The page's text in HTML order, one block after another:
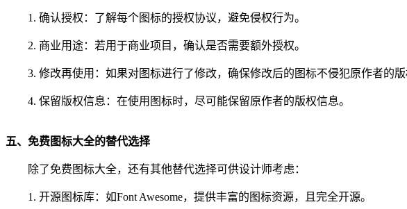
1. 确认授权：了解每个图标的授权协议，避免侵权行为。
2. 商业用途：若用于商业项目，确认是否需要额外授权。
3. 修改再使用：如果对图标进行了修改，确保修改后的图标不侵犯原作者的版
4. 保留版权信息：在使用图标时，尽可能保留原作者的版权信息。
五、免费图标大全的替代选择
除了免费图标大全，还有其他替代选择可供设计师考虑：
1. 开源图标库：如Font Awesome，提供丰富的图标资源，且完全开源。